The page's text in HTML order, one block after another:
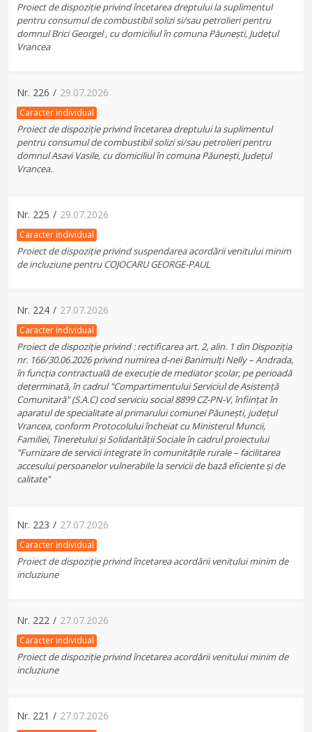
Proiect de dispoziție privind încetarea dreptului la suplimentul
pentru consumul de combustibil solizi si/sau petrolieri pentru
domnul Brici Georgel , cu domiciliul în comuna Păunești, Județul
Vrancea
Nr. 226 / 29.07.2026
Caracter individual
Proiect de dispoziție privind încetarea dreptului la suplimentul
pentru consumul de combustibil solizi si/sau petrolieri pentru
domnul Asavi Vasile, cu domiciliul în comuna Păunești, Județul
Vrancea.
Nr. 225 / 29.07.2026
Caracter individual
Proiect de dispoziție privind suspendarea acordării venitului minim
de incluziune pentru COJOCARU GEORGE-PAUL
Nr. 224 / 27.07.2026
Caracter individual
Proiect de dispoziție privind : rectificarea art. 2, alin. 1 din Dispoziția
nr. 166/30.06.2026 privind numirea d-nei Banimulți Nelly – Andrada,
în funcția contractuală de execuție de mediator școlar, pe perioadă
determinată, în cadrul "Compartimentului Serviciul de Asistență
Comunitară" (S.A.C) cod serviciu social 8899 CZ-PN-V, înființat în
aparatul de specialitate al primarului comunei Păunești, județul
Vrancea, conform Protocolului încheiat cu Ministerul Muncii,
Familiei, Tineretului și Solidarității Sociale în cadrul proiectului
"Furnizare de servicii integrate în comunitățile rurale – facilitarea
accesului persoanelor vulnerabile la servicii de bază eficiente și de
calitate"
Nr. 223 / 27.07.2026
Caracter individual
Proiect de dispoziție privind încetarea acordării venitului minim de
incluziune
Nr. 222 / 27.07.2026
Caracter individual
Proiect de dispoziție privind încetarea acordării venitului minim de
incluziune
Nr. 221 / 27.07.2026